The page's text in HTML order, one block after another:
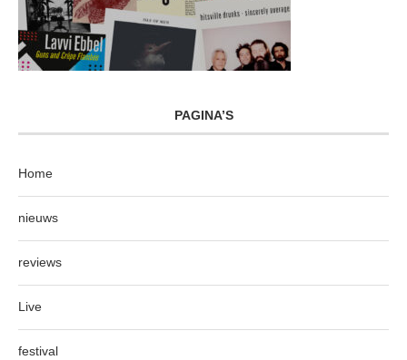
PAGINA’S
Home
nieuws
reviews
Live
festival